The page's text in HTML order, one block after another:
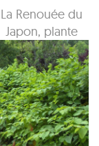
La Renouée du
Japon, plante